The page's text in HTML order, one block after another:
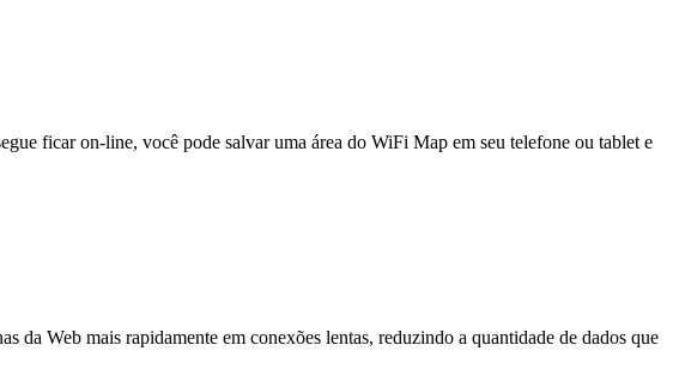
ficar on-line, você pode salvar uma área do WiFi Map em seu telefone ou tablet e
Web mais rapidamente em conexões lentas, reduzindo a quantidade de dados que